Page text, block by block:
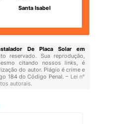
Santa Isabel
De Placa Solar em
reservado. Sua reprodução,
citando nossos links, é
do autor. Plágio é crime e
184 do Código Penal. – Lei n°
autorais.